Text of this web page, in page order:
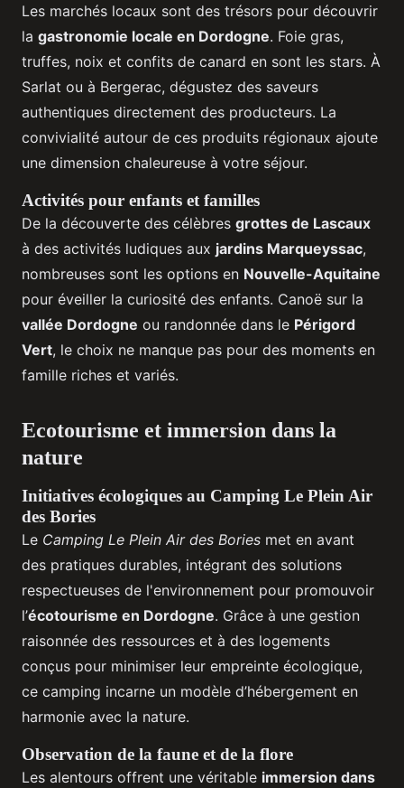
Les marchés locaux sont des trésors pour découvrir
la gastronomie locale en Dordogne. Foie gras,
truffes, noix et confits de canard en sont les stars. À
Sarlat ou à Bergerac, dégustez des saveurs
authentiques directement des producteurs. La
convivialité autour de ces produits régionaux ajoute
une dimension chaleureuse à votre séjour.
Activités pour enfants et familles
De la découverte des célèbres grottes de Lascaux
à des activités ludiques aux jardins Marqueyssac,
nombreuses sont les options en Nouvelle-Aquitaine
pour éveiller la curiosité des enfants. Canoë sur la
vallée Dordogne ou randonnée dans le Périgord
Vert, le choix ne manque pas pour des moments en
famille riches et variés.
Ecotourisme et immersion dans la
nature
Initiatives écologiques au Camping Le Plein Air
des Bories
Le Camping Le Plein Air des Bories met en avant
des pratiques durables, intégrant des solutions
respectueuses de l'environnement pour promouvoir
l’écotourisme en Dordogne. Grâce à une gestion
raisonnée des ressources et à des logements
conçus pour minimiser leur empreinte écologique,
ce camping incarne un modèle d’hébergement en
harmonie avec la nature.
Observation de la faune et de la flore
Les alentours offrent une véritable immersion dans